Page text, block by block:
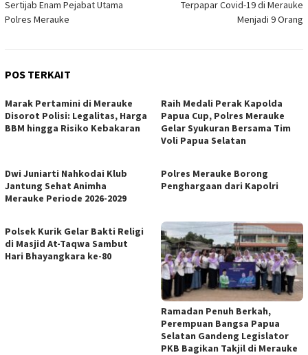
Sertijab Enam Pejabat Utama
Polres Merauke
Terpapar Covid-19 di Merauke
Menjadi 9 Orang
POS TERKAIT
Marak Pertamini di Merauke
Disorot Polisi: Legalitas, Harga
BBM hingga Risiko Kebakaran
Raih Medali Perak Kapolda
Papua Cup, Polres Merauke
Gelar Syukuran Bersama Tim
Voli Papua Selatan
Dwi Juniarti Nahkodai Klub
Jantung Sehat Animha
Merauke Periode 2026-2029
Polres Merauke Borong
Penghargaan dari Kapolri
Polsek Kurik Gelar Bakti Religi
di Masjid At-Taqwa Sambut
Hari Bhayangkara ke-80
Ramadan Penuh Berkah,
Perempuan Bangsa Papua
Selatan Gandeng Legislator
PKB Bagikan Takjil di Merauke